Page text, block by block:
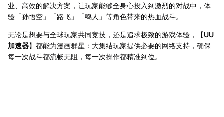
业、高效的解决方案，让玩家能够全身心投入到激烈的对战中，体
验「孙悟空」「路飞」「鸣人」等角色带来的热血战斗。
无论是想要与全球玩家共同竞技，还是追求极致的游戏体验，【UU
加速器】都能为漫画群星：大集结玩家提供必要的网络支持，确保
每一次战斗都流畅无阻，每一次操作都精准到位。